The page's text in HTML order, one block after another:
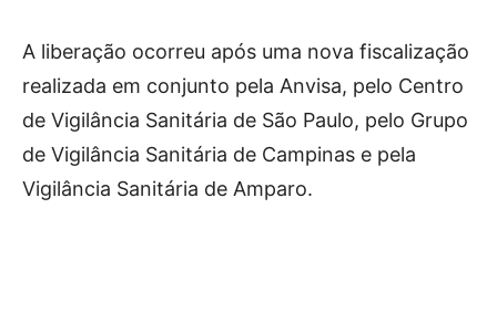
A liberação ocorreu após uma nova fiscalização
realizada em conjunto pela Anvisa, pelo Centro
de Vigilância Sanitária de São Paulo, pelo Grupo
de Vigilância Sanitária de Campinas e pela
Vigilância Sanitária de Amparo.